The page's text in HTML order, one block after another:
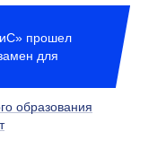
прошел
для
образования